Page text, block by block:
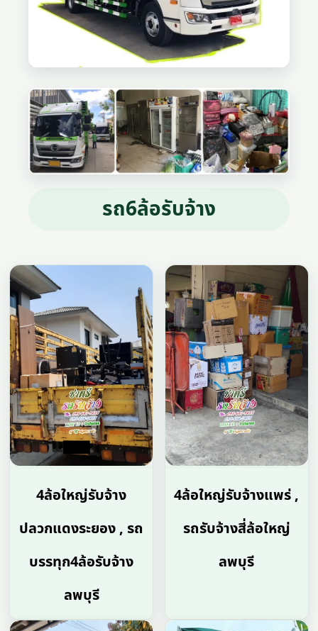
รถ6ล้อรับจ้าง
4ล้อใหญ่รับจ้าง
ปลวกแดงระยอง , รถ
บรรทุก4ล้อรับจ้าง
ลพบุรี
4ล้อใหญ่รับจ้างแพร่ ,
รถรับจ้างสี่ล้อใหญ่
ลพบุรี